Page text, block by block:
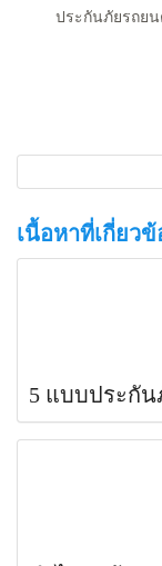
ประกันภัยรถยน
เนื้อหาที่เกี่ยวข้
5 แบบประกั